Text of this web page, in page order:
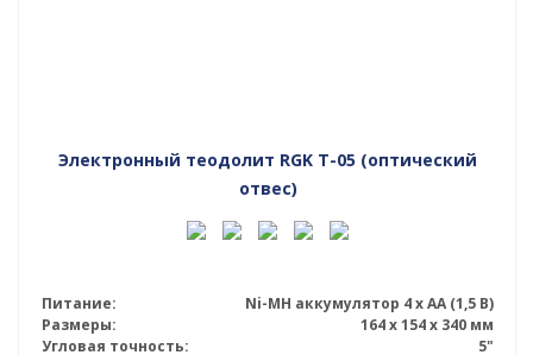
Электронный теодолит RGK T-05 (оптический
отвес)
Питание:
Ni-MH аккумулятор 4 х АА (1,5 В)
Размеры:
164 x 154 x 340 мм
Угловая точность:
5"